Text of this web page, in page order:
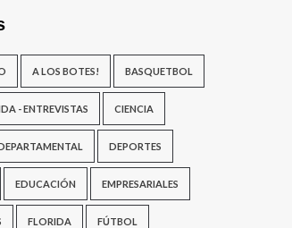
A LOS BOTES! BASQUETBOL
- ENTREVISTAS CIENCIA
DEPORTES
EDUCACIÓN EMPRESARIALES
FLORIDA FÚTBOL